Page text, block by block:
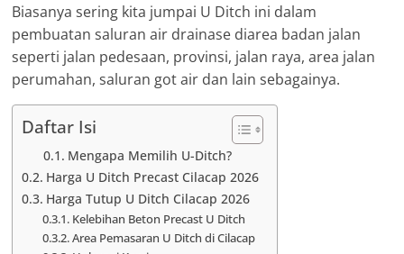
Biasanya sering kita jumpai U Ditch ini dalam
pembuatan saluran air drainase diarea badan jalan
seperti jalan pedesaan, provinsi, jalan raya, area jalan
perumahan, saluran got air dan lain sebagainya.
Daftar Isi
Mengapa Memilih U-Ditch?
Harga U Ditch Precast Cilacap 2026
Harga Tutup U Ditch Cilacap 2026
Kelebihan Beton Precast U Ditch
Area Pemasaran U Ditch di Cilacap